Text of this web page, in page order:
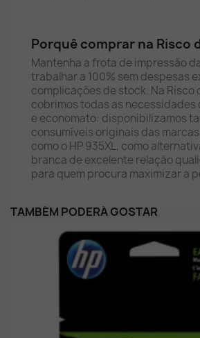
Porquê comprar na Risco
Mantenha a frota de impressão
trabalhar a 100% sem despesas
complicações de stock. Na Risco
cobrimos todas as
e economato: disponibilizamos
consumíveis originais das
como o HP 935XL, como
branca de excelente relação
para quem procura maximizar a
TAMBÉM PODERÁ GOSTAR